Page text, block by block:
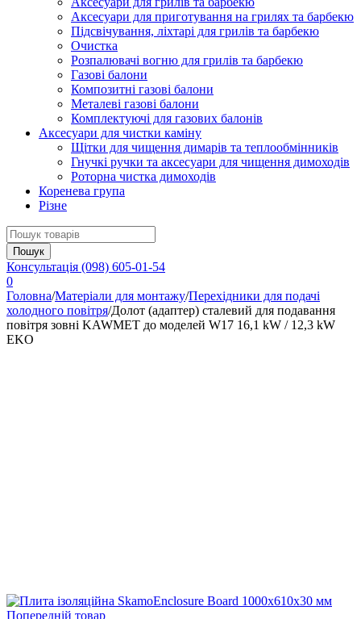
Аксесуари для приготування на грилях та барбекю
Підсвічування, ліхтарі для грилів та барбекю
Очистка
Розпалювачі вогню для грилів та барбекю
Газові балони
Композитні газові балони
Металеві газові балони
Комплектуючі для газових балонів
Аксесуари для чистки каміну
Щітки для чищення димарів та теплообмінників
Гнучкі ручки та аксесуари для чищення димоходів
Роторна чистка димоходів
Коренева група
Різне
Консультація (098) 605-01-54
0
Головна/Матеріали для монтажу/Перехідники для подачі
холодного повітря/Долот (адаптер) сталевий для подавання
повітря зовні KAWMET до моделей W17 16,1 kW / 12,3 kW
EKO
Попередній товар